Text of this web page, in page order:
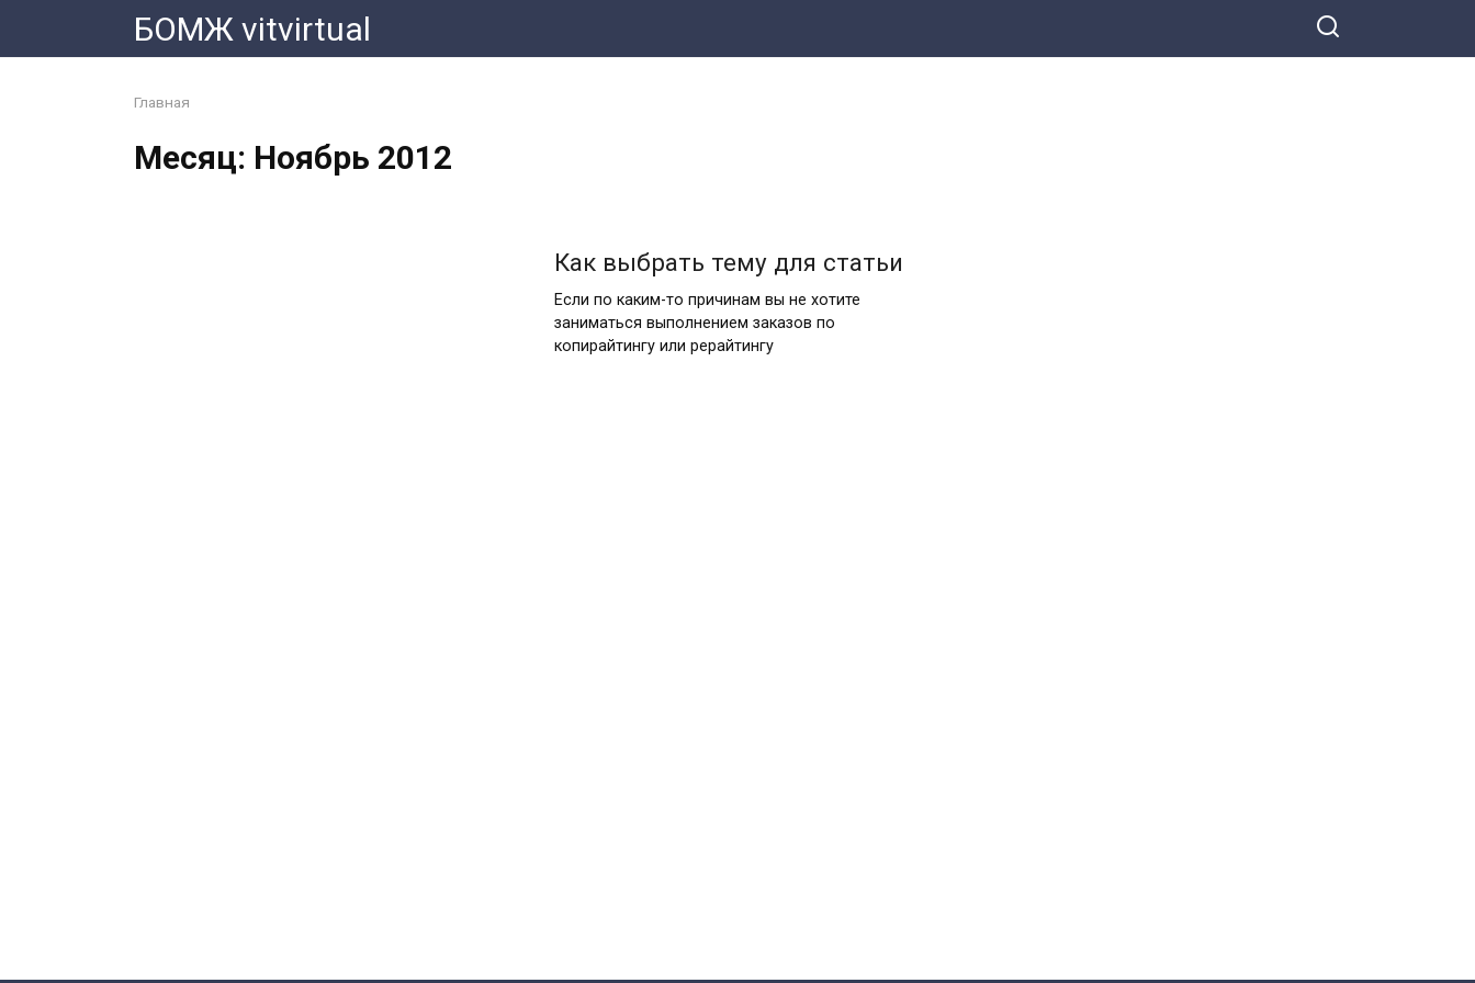
контенту
БОМЖ vitvirtual
Главная
Месяц: Ноябрь 2012
Как выбрать тему для статьи
Если по каким-то причинам вы не хотите
заниматься выполнением заказов по
копирайтингу или рерайтингу